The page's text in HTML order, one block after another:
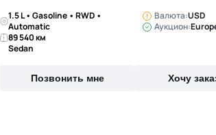
1.5 L • Gasoline • RWD •
Automatic
89 540 км
Sedan
Валюта:USD
Аукцион:
Позвонить мне Хочу